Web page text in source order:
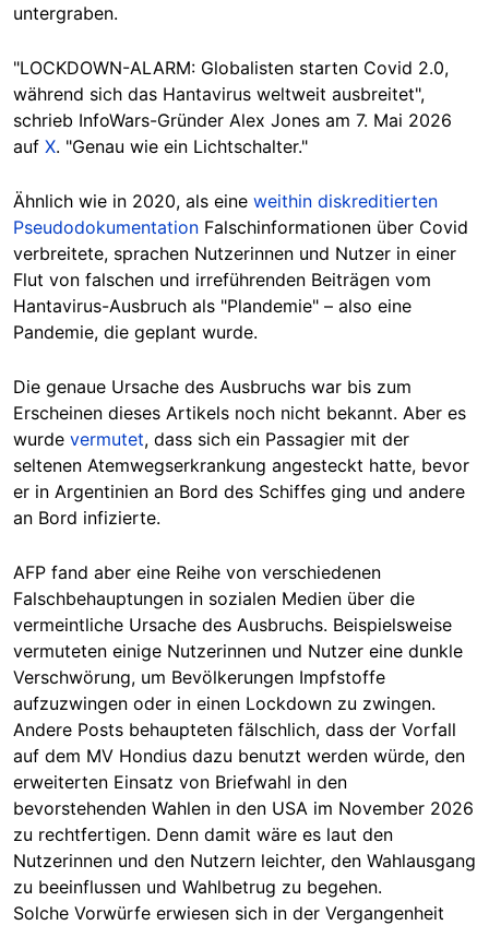
untergraben.
"LOCKDOWN-ALARM: Globalisten starten Covid 2.0,
während sich das Hantavirus weltweit ausbreitet",
schrieb InfoWars-Gründer Alex Jones am 7. Mai 2026
auf X. "Genau wie ein Lichtschalter."
Ähnlich wie in 2020, als eine weithin diskreditierten
Pseudodokumentation Falschinformationen über Covid
verbreitete, sprachen Nutzerinnen und Nutzer in einer
Flut von falschen und irreführenden Beiträgen vom
Hantavirus-Ausbruch als "Plandemie" – also eine
Pandemie, die geplant wurde.
Die genaue Ursache des Ausbruchs war bis zum
Erscheinen dieses Artikels noch nicht bekannt. Aber es
wurde vermutet, dass sich ein Passagier mit der
seltenen Atemwegserkrankung angesteckt hatte, bevor
er in Argentinien an Bord des Schiffes ging und andere
an Bord infizierte.
AFP fand aber eine Reihe von verschiedenen
Falschbehauptungen in sozialen Medien über die
vermeintliche Ursache des Ausbruchs. Beispielsweise
vermuteten einige Nutzerinnen und Nutzer eine dunkle
Verschwörung, um Bevölkerungen Impfstoffe
aufzuzwingen oder in einen Lockdown zu zwingen.
Andere Posts behaupteten fälschlich, dass der Vorfall
auf dem MV Hondius dazu benutzt werden würde, den
erweiterten Einsatz von Briefwahl in den
bevorstehenden Wahlen in den USA im November 2026
zu rechtfertigen. Denn damit wäre es laut den
Nutzerinnen und den Nutzern leichter, den Wahlausgang
zu beeinflussen und Wahlbetrug zu begehen.
Solche Vorwürfe erwiesen sich in der Vergangenheit